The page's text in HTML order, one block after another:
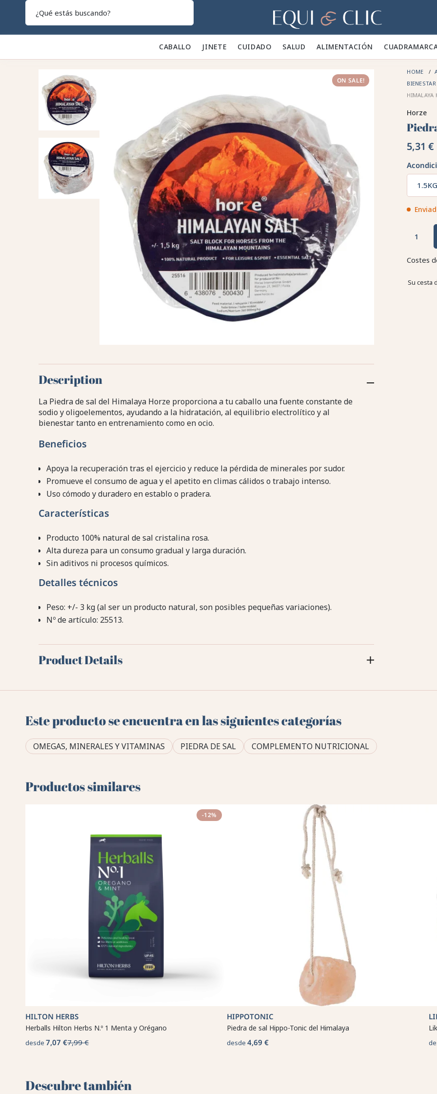
Hogar
CABALLO 🐎 JINETE 👕 CUIDADO 🪮 SALUD ✨ALIMENTACIÓN 🥕 CUADRA
ON SALE!
HOME
HIMALAYA
Horze
5,31 €
Costes
Su cesta
Description
La Piedra de sal del Himalaya Horze proporciona a tu caballo una fuente constante de
sodio y oligoelementos, ayudando a la hidratación, al equilibrio electrolítico y al
bienestar tanto en entrenamiento como en ocio.
Beneficios
Apoya la recuperación tras el ejercicio y reduce la pérdida de minerales por sudor.
Promueve el consumo de agua y el apetito en climas cálidos o trabajo intenso.
Uso cómodo y duradero en establo o pradera.
Características
Producto 100% natural de sal cristalina rosa.
Alta dureza para un consumo gradual y larga duración.
Sin aditivos ni procesos químicos.
Detalles técnicos
Peso: +/- 3 kg (al ser un producto natural, son posibles pequeñas variaciones).
Nº de artículo: 25513.
Product Details
Este producto se encuentra en las siguientes categorías
OMEGAS, MINERALES Y VITAMINAS PIEDRA DE SAL COMPLEMENTO NUTRICIONAL
Productos similares
-12%
HILTON HERBS
Herballs Hilton Herbs N.º 1 Menta y Orégano
desde7,07 €7,99 €
HIPPOTONIC
Piedra de sal Hippo-Tonic del Himalaya
desde4,69 €
Descubre también 🌻